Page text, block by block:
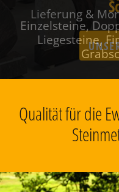
Einzelsteine,
Liegesteine,
Qualität für die